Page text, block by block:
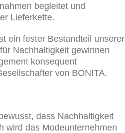
begleitet und
Lieferkette.
ein fester Bestandteil unserer
Nachhaltigkeit gewinnen
konsequent
von BONITA.
dass Nachhaltigkeit
wird das Modeunternehmen